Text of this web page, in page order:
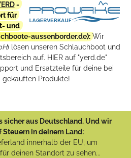
-
für
und
aussenborder.de): Wir
) lösen unseren Schlauchboot und
auf. HIER auf "yerd.de"
und Ersatzteile für deine bei
gekauften Produkte!
sicher aus Deutschland. Und wir
Steuern in deinem Land:
innerhalb der EU, um
deinen Standort zu sehen...